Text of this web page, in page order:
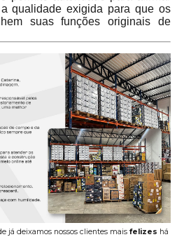
qualidade exigida para que os
suas funções originais de
já deixamos nossos clientes mais felizes há